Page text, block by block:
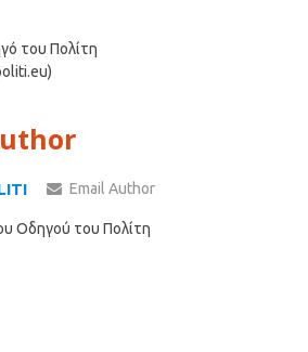
του Πολίτη
Email Author
Οδηγού του Πολίτη